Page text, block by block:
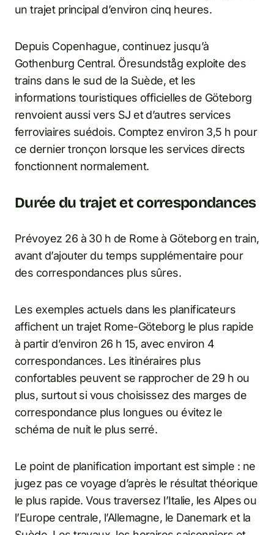
un trajet principal d’environ cinq heures.
Depuis Copenhague, continuez jusqu’à
Gothenburg Central. Öresundståg exploite des
trains dans le sud de la Suède, et les
informations touristiques officielles de Göteborg
renvoient aussi vers SJ et d’autres services
ferroviaires suédois. Comptez environ 3,5 h pour
ce dernier tronçon lorsque les services directs
fonctionnent normalement.
Durée du trajet et correspondances
Prévoyez 26 à 30 h de Rome à Göteborg en train,
avant d’ajouter du temps supplémentaire pour
des correspondances plus sûres.
Les exemples actuels dans les planificateurs
affichent un trajet Rome-Göteborg le plus rapide
à partir d’environ 26 h 15, avec environ 4
correspondances. Les itinéraires plus
confortables peuvent se rapprocher de 29 h ou
plus, surtout si vous choisissez des marges de
correspondance plus longues ou évitez le
schéma de nuit le plus serré.
Le point de planification important est simple : ne
jugez pas ce voyage d’après le résultat théorique
le plus rapide. Vous traversez l’Italie, les Alpes ou
l’Europe centrale, l’Allemagne, le Danemark et la